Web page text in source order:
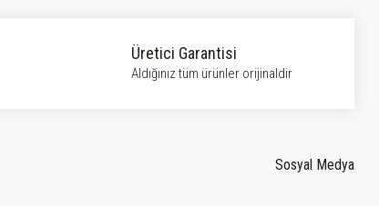
Üretici Garantisi
Aldığınız tüm ürünler orijinaldir
Sosyal Medya